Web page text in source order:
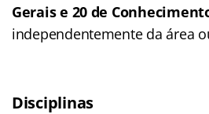
Gerais e 20 de
independentemente da área
Disciplinas